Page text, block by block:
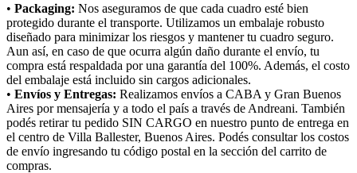
• Packaging: Nos aseguramos de que cada cuadro esté bien
protegido durante el transporte. Utilizamos un embalaje robusto
diseñado para minimizar los riesgos y mantener tu cuadro seguro.
Aun así, en caso de que ocurra algún daño durante el envío, tu
compra está respaldada por una garantía del 100%. Además, el costo
del embalaje está incluido sin cargos adicionales.
• Envíos y Entregas: Realizamos envíos a CABA y Gran Buenos
Aires por mensajería y a todo el país a través de Andreani. También
podés retirar tu pedido SIN CARGO en nuestro punto de entrega en
el centro de Villa Ballester, Buenos Aires. Podés consultar los costos
de envío ingresando tu código postal en la sección del carrito de
compras.